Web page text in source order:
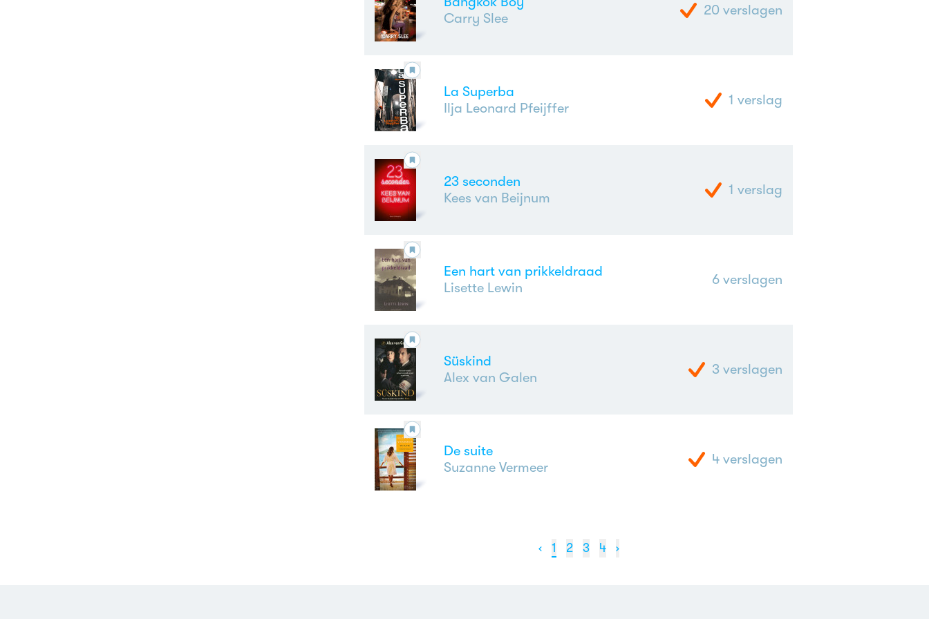
Carry Slee
20 verslagen
La Superba
Ilja Leonard Pfeijffer
1 verslag
23 seconden
Kees van Beijnum
1 verslag
Een hart van prikkeldraad
Lisette Lewin
6 verslagen
Süskind
Alex van Galen
3 verslagen
De suite
Suzanne Vermeer
4 verslagen
‹ 1 2 3 4 ›